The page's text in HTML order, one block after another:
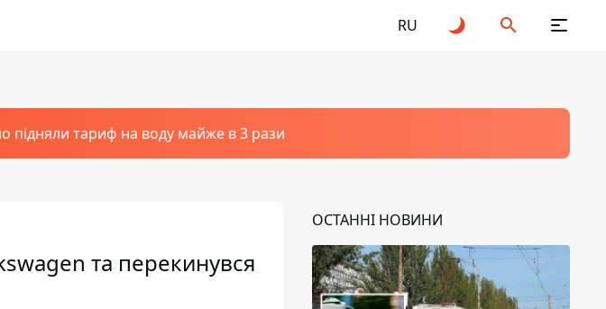
RU
підняли тариф на воду майже в 3 рази
та перекинувся
ОСТАННІ НОВИНИ